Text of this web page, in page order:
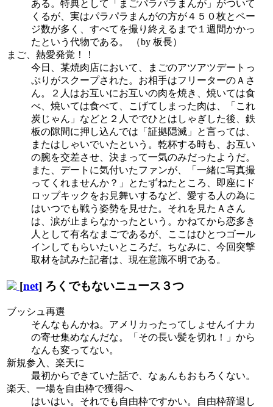
ある。特典として「まごパラパラまんが」がついて
くるが、実はパラパラまんがの方が４５０枚とペー
ジ数が多く、すべてを撮り終えるまで１週間かかっ
たという代物である。 （by 板長）
まご、熱愛発覚！！
今日、某焼肉店において、まごのアツアツデートっ
ぷりがスクープされた。お相手はフリーターのＡさ
ん。２人はお互いにお互いの肉を焼き、焼いては食
べ、焼いては食べて、こげてしまった肉は、「これ
炭じゃん」などと２人ででひとはしゃぎした後、鉄
板の隙間に押し込んでは「証拠隠滅」と言っては、
またはしゃいでいたという。乾杯する時も、お互い
の腕を交差させ、決まって一気のみだったようだ。
また、デートに気付いたファンが、「一緒に写真撮
ってくれませんか？」とたずねたところ、即座にド
ロップキックをお見舞いするなど、愛する人の為に
はいつでも戦う姿勢を見せた。それを見たＡさん
は、涙が止まらなかったという。かねてから恋多き
人として有名なまごであるが、ここはひとつゴール
インしてもらいたいところだ。ちなみに、今回突撃
取材を試みた記者は、現在意識不明である。
[net] ろくでもないニュース３つ
ブッシュ再選
そんなもんかね。アメリカったってしょせんイナカ
の寄せ集めなんだな。「その長い髪を切れ！」から
なんも変ってない。
新規参入、楽天に
最初からできていた話で、なぁんもおもろくない。
楽天、一場を自由枠で獲得へ
はいはい。それでも自由枠ですかい。自由枠辞退し